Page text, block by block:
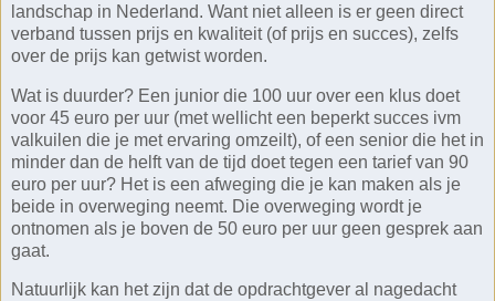
landschap in Nederland. Want niet alleen is er geen direct
verband tussen prijs en kwaliteit (of prijs en succes), zelfs
over de prijs kan getwist worden.
Wat is duurder? Een junior die 100 uur over een klus doet
voor 45 euro per uur (met wellicht een beperkt succes ivm
valkuilen die je met ervaring omzeilt), of een senior die het in
minder dan de helft van de tijd doet tegen een tarief van 90
euro per uur? Het is een afweging die je kan maken als je
beide in overweging neemt. Die overweging wordt je
ontnomen als je boven de 50 euro per uur geen gesprek aan
gaat.
Natuurlijk kan het zijn dat de opdrachtgever al nagedacht